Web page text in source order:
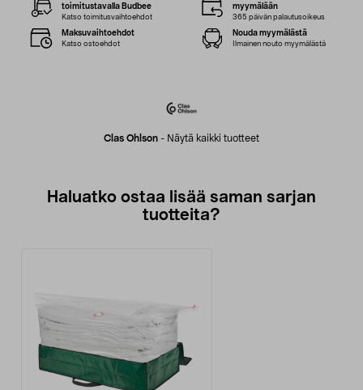
Clas Ohlson - Näytä kaikki tuotteet
toimitustavalla Budbee
Katso toimitusvaihtoehdot
myymälään
365 päivän palautusoikeus
Maksuvaihtoehdot
Katso ostoehdot
Nouda myymälästä
Ilmainen nouto myymälästä
Haluatko ostaa lisää saman sarjan
tuotteita?